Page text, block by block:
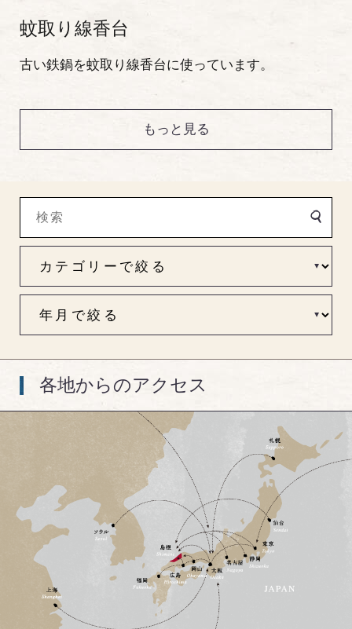
蚊取り線香台
古い鉄鍋を蚊取り線香台に使っています。
もっと見る
各地からのアクセス